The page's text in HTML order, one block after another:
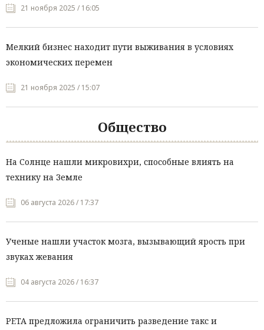
21 ноября 2025 / 16:05
Мелкий бизнес находит пути выживания в условиях
экономических перемен
21 ноября 2025 / 15:07
Общество
На Солнце нашли микровихри, способные влиять на
технику на Земле
06 августа 2026 / 17:37
Ученые нашли участок мозга, вызывающий ярость при
звуках жевания
04 августа 2026 / 16:37
PETA предложила ограничить разведение такс и